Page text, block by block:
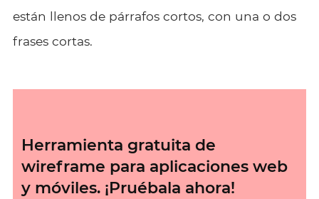
están llenos de párrafos cortos, con una o dos
frases cortas.
Herramienta gratuita de
wireframe para aplicaciones web
y móviles. ¡Pruébala ahora!